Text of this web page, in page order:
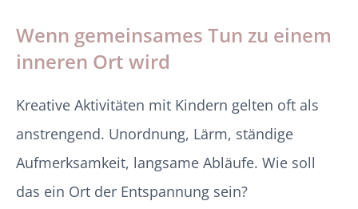
Wenn gemeinsames Tun zu einem
inneren Ort wird
Kreative Aktivitäten mit Kindern gelten oft als
anstrengend. Unordnung, Lärm, ständige
Aufmerksamkeit, langsame Abläufe. Wie soll
das ein Ort der Entspannung sein?